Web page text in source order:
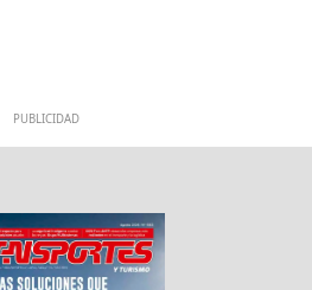
PUBLICIDAD